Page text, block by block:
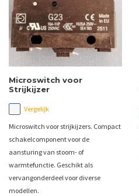
Microswitch voor
Strijkijzer
Vergelijk
Microswitch voor strijkijzers. Compact
schakelcomponent voor de
aansturing van stoom- of
warmtefunctie. Geschikt als
vervangonderdeel voor diverse
modellen.